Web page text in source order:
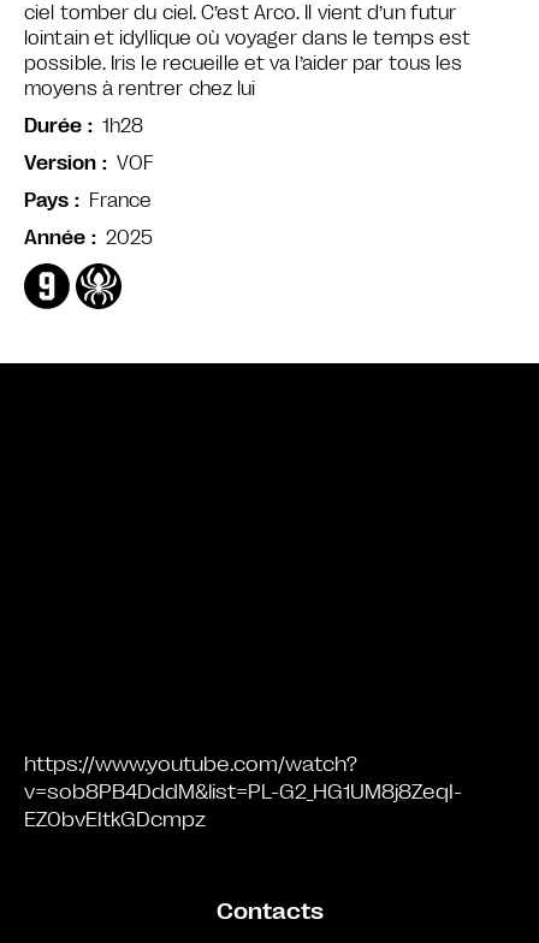
ciel tomber du ciel. C’est Arco. Il vient d’un futur
lointain et idyllique où voyager dans le temps est
possible. Iris le recueille et va l’aider par tous les
moyens à rentrer chez lui
Durée
1h28
Version
VOF
Pays
France
Année
2025
https://www.youtube.com/watch?
v=sob8PB4DddM&list=PL-G2_HG1UM8j8ZeqI-
EZ0bvEItkGDcmpz
Contacts